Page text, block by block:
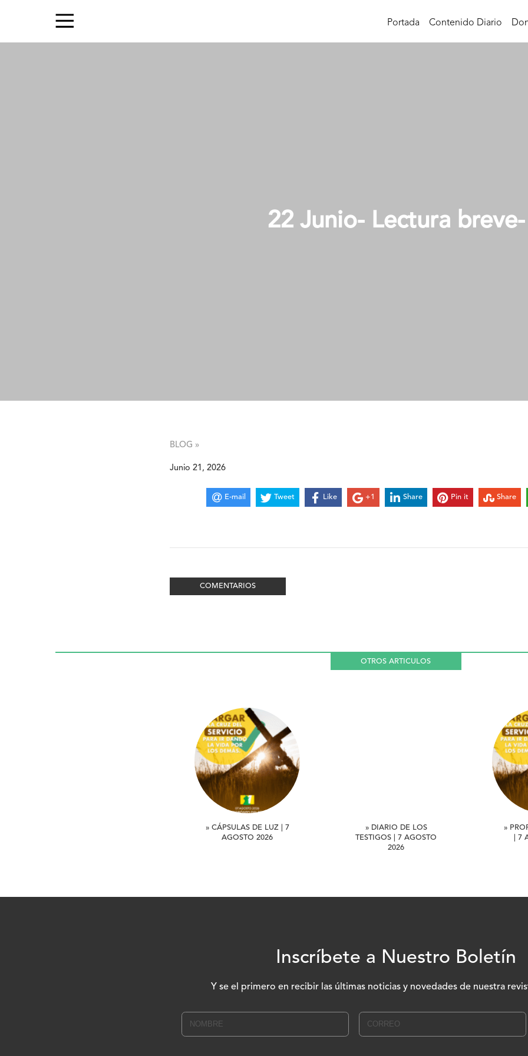
Portada Contenido Diario
22 Junio- Lectura breve-
BLOG »
Junio 21, 2026
E-mail Tweet Like +1 Share Pin it Share
COMENTARIOS
OTROS ARTICULOS
» CÁPSULAS DE LUZ | 7
AGOSTO 2026
» DIARIO DE LOS
TESTIGOS | 7 AGOSTO
2026
»
| 7
Inscríbete a Nuestro Boletín
Y se el primero en recibir las últimas noticias y novedades de nuestra